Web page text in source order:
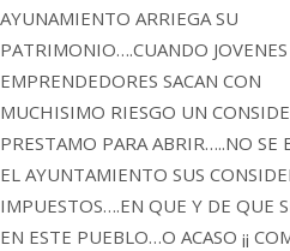
AYUNAMIENTO ARRIEGA SU
PATRIMONIO….CUANDO JOVENES
EMPRENDEDORES SACAN CON
MUCHISIMO RIESGO UN
PRESTAMO PARA ABRIR…..NO SE
EL AYUNTAMIENTO SUS
IMPUESTOS….EN QUE Y DE QUE
EN ESTE PUEBLO…O ACASO ¡¡